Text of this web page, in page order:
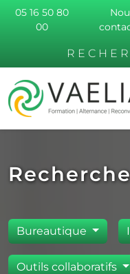
05 16 50 80
00
Bureautique
Outils collaboratifs